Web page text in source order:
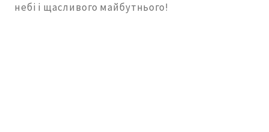
небі і щасливого майбутнього!